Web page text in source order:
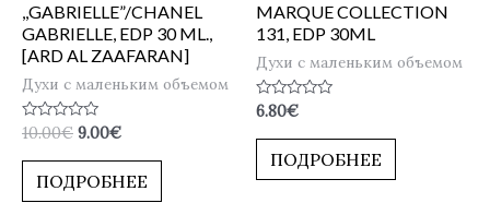
,,GABRIELLE”/CHANEL
GABRIELLE, EDP 30 ML.,
[ARD AL ZAAFARAN]
Духи с маленьким объемом
Оценка
из
10.00€ 9.00€
ПОДРОБНЕЕ
MARQUE COLLECTION
131, EDP 30ML
Духи с маленьким объемом
Оценка
из
6.80€
ПОДРОБНЕЕ